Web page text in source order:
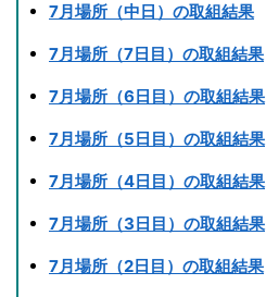
7月場所（中日）の取組結果
7月場所（7日目）の取組結果
7月場所（6日目）の取組結果
7月場所（5日目）の取組結果
7月場所（4日目）の取組結果
7月場所（3日目）の取組結果
7月場所（2日目）の取組結果